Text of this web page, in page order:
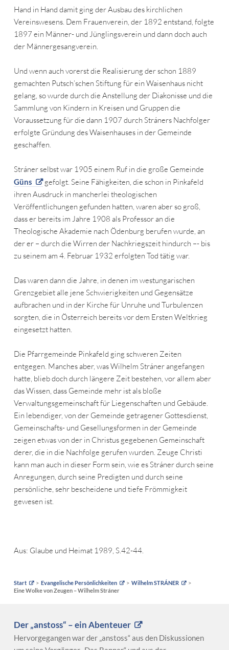
Hand in Hand damit ging der Ausbau des kirchlichen
Vereinswesens. Dem Frauenverein, der 1892 entstand, folgte
1897 ein Männer- und Jünglingsverein und dann doch auch
der Männergesangverein.
Und wenn auch vorerst die Realisierung der schon 1889
gemachten Putsch’schen Stiftung für ein Waisenhaus nicht
gelang, so wurde durch die Anstellung der Diakonisse und die
Sammlung von Kindern in Kreisen und Gruppen die
Voraussetzung für die dann 1907 durch Stráners Nachfolger
erfolgte Gründung des Waisenhauses in der Gemeinde
geschaffen.
Stráner selbst war 1905 einem Ruf in die große Gemeinde
Güns
gefolgt. Seine Fähigkeiten, die schon in Pinkafeld
ihren Ausdruck in mancherlei theologischen
Veröffentlichungen gefunden hatten, waren aber so groß,
dass er bereits im Jahre 1908 als Professor an die
Theologische Akademie nach Ödenburg berufen wurde, an
der er – durch die Wirren der Nachkriegszeit hindurch –- bis
zu seinem am 4. Februar 1932 erfolgten Tod tätig war.
Das waren dann die Jahre, in denen im westungarischen
Grenzgebiet alle jene Schwierigkeiten und Gegensätze
aufbrachen und in der Kirche für Unruhe und Turbulenzen
sorgten, die in Österreich bereits vor dem Ersten Weltkrieg
eingesetzt hatten.
Die Pfarrgemeinde Pinkafeld ging schweren Zeiten
entgegen. Manches aber, was Wilhelm Stráner angefangen
hatte, blieb doch durch längere Zeit bestehen, vor allem aber
das Wissen, dass Gemeinde mehr ist als bloße
Verwaltungsgemeinschaft für Liegenschaften und Gebäude.
Ein lebendiger, von der Gemeinde getragener Gottesdienst,
Gemeinschafts- und Gesellungsformen in der Gemeinde
zeigen etwas von der in Christus gegebenen Gemeinschaft
derer, die in die Nachfolge gerufen wurden. Zeuge Christi
kann man auch in dieser Form sein, wie es Stráner durch seine
Anregungen, durch seine Predigten und durch seine
persönliche, sehr bescheidene und tiefe Frömmigkeit
gewesen ist.
Aus: Glaube und Heimat 1989, S.42-44.
Start Evangelische Persönlichkeiten
Wilhelm STRÁNER
Eine Wolke von Zeugen – Wilhelm Stráner
Der „anstoss“ – ein Abenteuer
Hervorgegangen war der „anstoss“ aus den Diskussionen